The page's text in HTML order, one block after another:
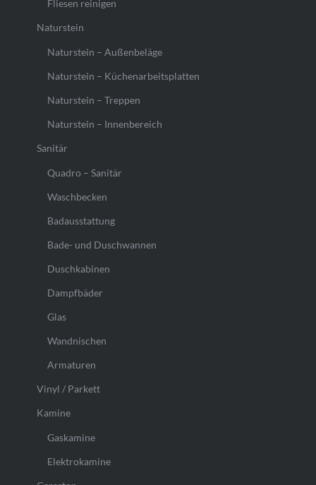
Fliesen reinigen
Naturstein
Naturstein – Außenbeläge
Naturstein – Küchenarbeitsplatten
Naturstein – Treppen
Naturstein – Innenbereich
Sanitär
Quadro – Sanitär
Waschbecken
Badausstattung
Bade- und Duschwannen
Duschkabinen
Dampfbäder
Glas
Wandnischen
Armaturen
Vinyl / Parkett
Kamine
Gaskamine
Elektrokamine